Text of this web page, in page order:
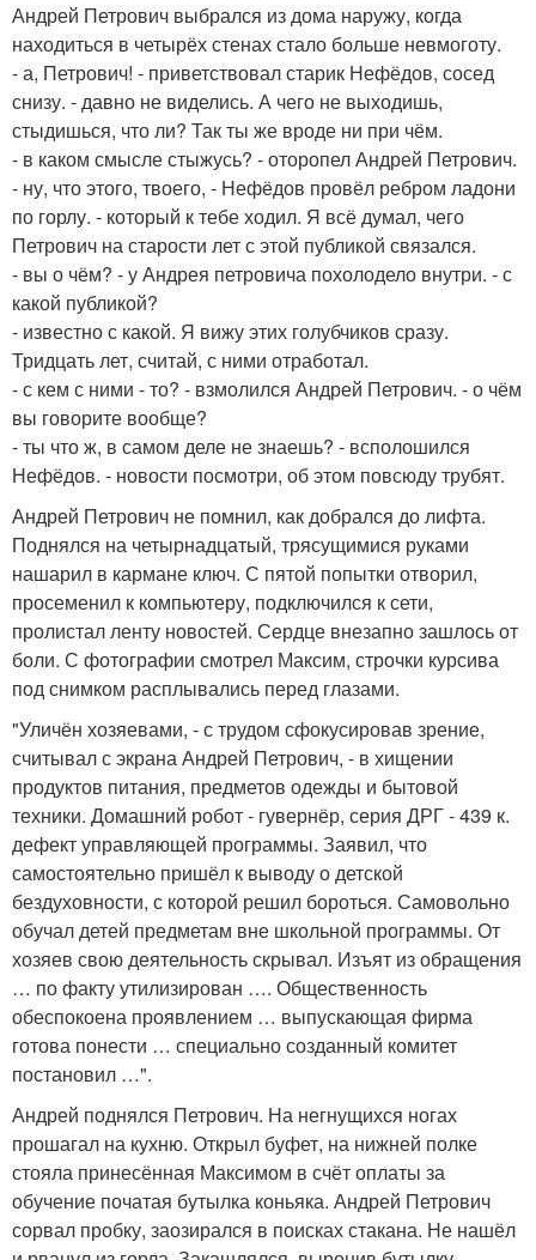
Андрей Петрович выбрался из дома наружу, когда
находиться в четырёх стенах стало больше невмоготу.
- а, Петрович! - приветствовал старик Нефёдов, сосед
снизу. - давно не виделись. А чего не выходишь,
стыдишься, что ли? Так ты же вроде ни при чём.
- в каком смысле стыжусь? - оторопел Андрей Петрович.
- ну, что этого, твоего, - Нефёдов провёл ребром ладони
по горлу. - который к тебе ходил. Я всё думал, чего
Петрович на старости лет с этой публикой связался.
- вы о чём? - у Андрея петровича похолодело внутри. - с
какой публикой?
- известно с какой. Я вижу этих голубчиков сразу.
Тридцать лет, считай, с ними отработал.
- с кем с ними - то? - взмолился Андрей Петрович. - о чём
вы говорите вообще?
- ты что ж, в самом деле не знаешь? - всполошился
Нефёдов. - новости посмотри, об этом повсюду трубят.
Андрей Петрович не помнил, как добрался до лифта.
Поднялся на четырнадцатый, трясущимися руками
нашарил в кармане ключ. С пятой попытки отворил,
просеменил к компьютеру, подключился к сети,
пролистал ленту новостей. Сердце внезапно зашлось от
боли. С фотографии смотрел Максим, строчки курсива
под снимком расплывались перед глазами.
"Уличён хозяевами, - с трудом сфокусировав зрение,
считывал с экрана Андрей Петрович, - в хищении
продуктов питания, предметов одежды и бытовой
техники. Домашний робот - гувернёр, серия ДРГ - 439 к.
дефект управляющей программы. Заявил, что
самостоятельно пришёл к выводу о детской
бездуховности, с которой решил бороться. Самовольно
обучал детей предметам вне школьной программы. От
хозяев свою деятельность скрывал. Изъят из обращения
… по факту утилизирован …. Общественность
обеспокоена проявлением … выпускающая фирма
готова понести … специально созданный комитет
постановил …".
Андрей поднялся Петрович. На негнущихся ногах
прошагал на кухню. Открыл буфет, на нижней полке
стояла принесённая Максимом в счёт оплаты за
обучение початая бутылка коньяка. Андрей Петрович
сорвал пробку, заозирался в поисках стакана. Не нашёл